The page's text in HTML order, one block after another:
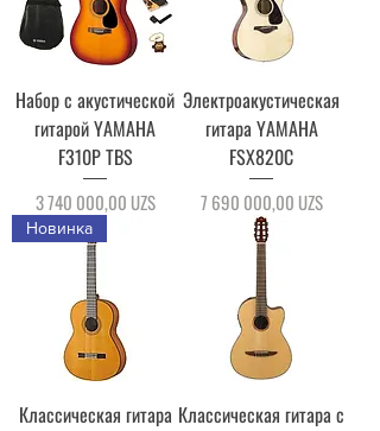
Набор c акустической
гитарой YAMAHA
F310P TBS
Цена
3 740 000,00 UZS
Электроакустическая
гитара YAMAHA
FSX820C
Цена
7 690 000,00 UZS
Новинка
Классическая гитара Классическая гитара с